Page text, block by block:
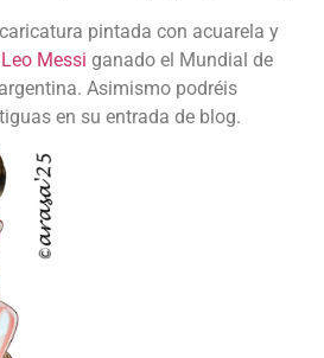
pintada con acuarela y
Leo Messi ganado el Mundial de
Asimismo podréis
en su entrada de blog.